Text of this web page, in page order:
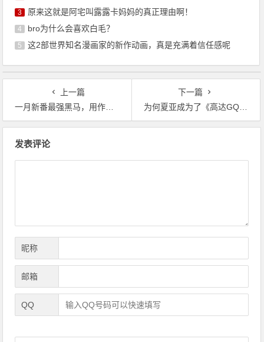
3 原来这就是阿宅叫露露卡妈妈的真正理由啊！
4 bro为什么会喜欢白毛？
5 这2部世界知名漫画家的新作动画，真是充满着信任感呢
上一篇
一月新番最强黑马，用作品诠释热爱
下一篇
为何夏亚成为了《高达GQUX》中的影子？
发表评论
昵称
邮箱
QQ